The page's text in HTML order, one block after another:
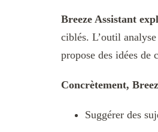
Breeze Assistant
ciblés. L’outil
propose des idées de
Concrètement,
Suggérer des